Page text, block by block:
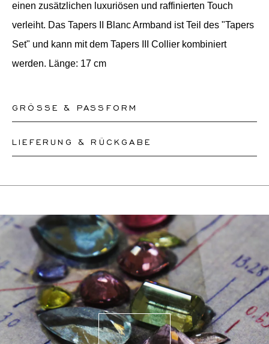
einen zusätzlichen luxuriösen und raffinierten Touch
verleiht. Das Tapers II Blanc Armband ist Teil des "Tapers
Set" und kann mit dem Tapers III Collier kombiniert
werden. Länge: 17 cm
GRÖSSE & PASSFORM
Bitte teilen Sie unserem Team den Umfang Ihres
Armbands entsprechend anpassen oder ein neues
Größenänderung ist.
LIEFERUNG & RÜCKGABE
zurückgeben oder umtauschen.
Wenn eine Größenänderung erforderlich ist, werden
unsere Mitarbeiter den genauen Liefertermin mit Ihnen
abstimmen.
Für weitere Informationen besuchen Sie bitte unsere
FAQ's.